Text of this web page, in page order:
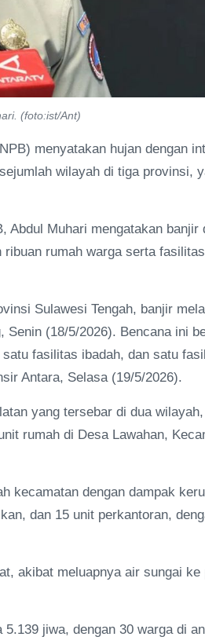
(foto:ist/Ant)
menyatakan hujan dengan
wilayah di tiga provinsi,
Abdul Muhari mengatakan banjir
rumah warga serta
Sulawesi Tengah, banjir
(18/5/2026). Bencana ini
fasilitas ibadah, dan satu
Antara, Selasa (19/5/2026).
yang tersebar di dua
rumah di Desa Lawahan,
kecamatan dengan dampak
dan 15 unit perkantoran,
akibat meluapnya air sungai ke
jiwa, dengan 30 warga di